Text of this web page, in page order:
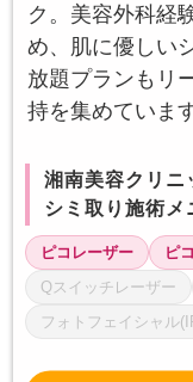
ク。美容外科経
め、肌に優しい
放題プランもリ
持を集めています
湘南美容クリニ
シミ取り施術メ
ピコレーザー ピ
Qスイッチレーザー
フォトフェイシャル